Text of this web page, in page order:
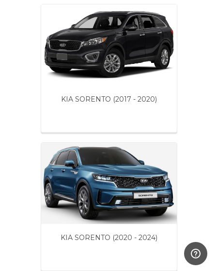
KIA SORENTO (2017 - 2020)
KIA SORENTO (2020 - 2024)